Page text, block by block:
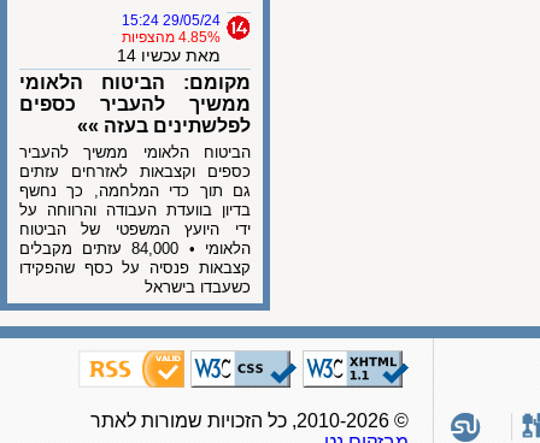
29/05/24 15:24
4.85% מהצפיות
מאת עכשיו 14
מקומם: הביטוח הלאומי
ממשיך להעביר כספים
לפלשתינים בעזה »»
הביטוח הלאומי ממשיך להעביר
כספים וקצבאות לאזרחים עזתים
גם תוך כדי המלחמה, כך נחשף
בדיון בוועדת העבודה והרווחה על
ידי היועץ המשפטי של הביטוח
הלאומי • 84,000 עזתים מקבלים
קצבאות פנסיה על כסף שהפקידו
כשעבדו בישראל